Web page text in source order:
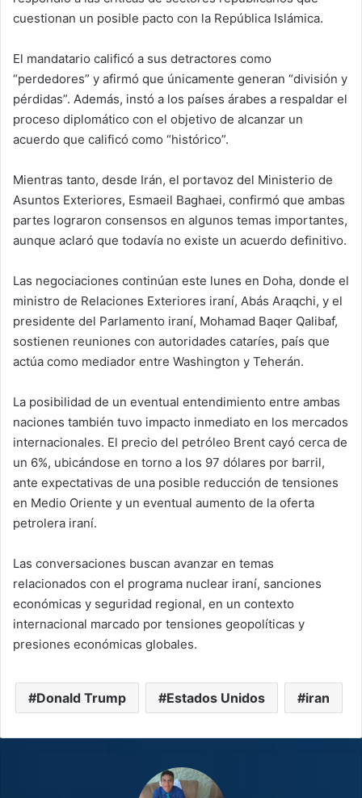
cuestionan un posible pacto con la República Islámica.
El mandatario calificó a sus detractores como
“perdedores” y afirmó que únicamente generan “división y
pérdidas”. Además, instó a los países árabes a respaldar el
proceso diplomático con el objetivo de alcanzar un
acuerdo que calificó como “histórico”.
Mientras tanto, desde Irán, el portavoz del Ministerio de
Asuntos Exteriores, Esmaeil Baghaei, confirmó que ambas
partes lograron consensos en algunos temas importantes,
aunque aclaró que todavía no existe un acuerdo definitivo.
Las negociaciones continúan este lunes en Doha, donde el
ministro de Relaciones Exteriores iraní, Abás Araqchi, y el
presidente del Parlamento iraní, Mohamad Baqer Qalibaf,
sostienen reuniones con autoridades cataríes, país que
actúa como mediador entre Washington y Teherán.
La posibilidad de un eventual entendimiento entre ambas
naciones también tuvo impacto inmediato en los mercados
internacionales. El precio del petróleo Brent cayó cerca de
un 6%, ubicándose en torno a los 97 dólares por barril,
ante expectativas de una posible reducción de tensiones
en Medio Oriente y un eventual aumento de la oferta
petrolera iraní.
Las conversaciones buscan avanzar en temas
relacionados con el programa nuclear iraní, sanciones
económicas y seguridad regional, en un contexto
internacional marcado por tensiones geopolíticas y
presiones económicas globales.
Donald Trump Estados Unidos iran